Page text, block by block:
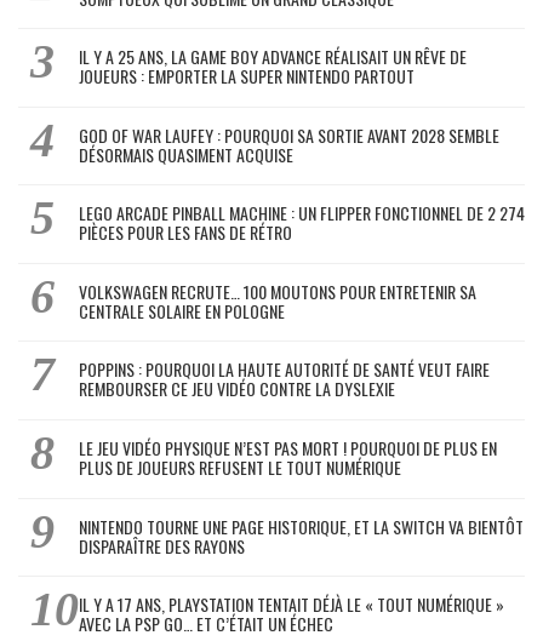
IL Y A 25 ANS, LA GAME BOY ADVANCE RÉALISAIT UN RÊVE DE
JOUEURS : EMPORTER LA SUPER NINTENDO PARTOUT
GOD OF WAR LAUFEY : POURQUOI SA SORTIE AVANT 2028 SEMBLE
DÉSORMAIS QUASIMENT ACQUISE
LEGO ARCADE PINBALL MACHINE : UN FLIPPER FONCTIONNEL DE 2 274
PIÈCES POUR LES FANS DE RÉTRO
VOLKSWAGEN RECRUTE… 100 MOUTONS POUR ENTRETENIR SA
CENTRALE SOLAIRE EN POLOGNE
POPPINS : POURQUOI LA HAUTE AUTORITÉ DE SANTÉ VEUT FAIRE
REMBOURSER CE JEU VIDÉO CONTRE LA DYSLEXIE
LE JEU VIDÉO PHYSIQUE N’EST PAS MORT ! POURQUOI DE PLUS EN
PLUS DE JOUEURS REFUSENT LE TOUT NUMÉRIQUE
NINTENDO TOURNE UNE PAGE HISTORIQUE, ET LA SWITCH VA BIENTÔT
DISPARAÎTRE DES RAYONS
IL Y A 17 ANS, PLAYSTATION TENTAIT DÉJÀ LE « TOUT NUMÉRIQUE »
AVEC LA PSP GO… ET C’ÉTAIT UN ÉCHEC